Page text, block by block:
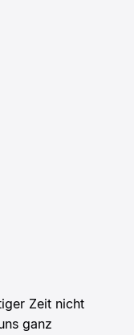
Zeit nicht
ganz